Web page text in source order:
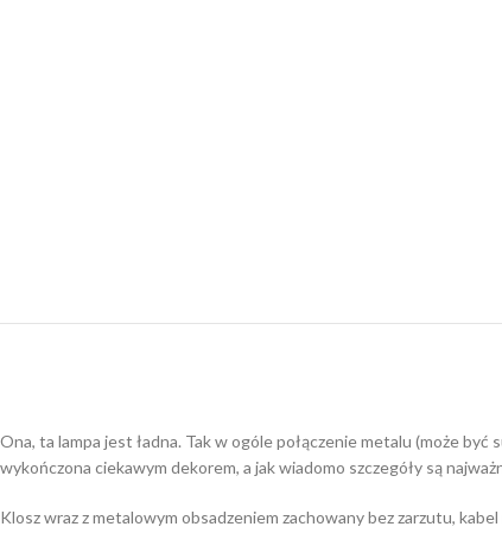
Ona, ta lampa jest ładna. Tak w ogóle połączenie metalu (może
wykończona ciekawym dekorem, a jak wiadomo szczegóły są
Klosz wraz z metalowym obsadzeniem zachowany bez zarzutu,